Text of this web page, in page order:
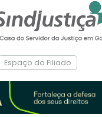
Espaço do Filiado